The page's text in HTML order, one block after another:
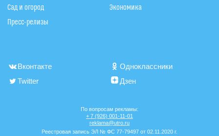
Сад и огород
Пресс-релизы
Экономика
Вконтакте
Одноклассники
Twitter
Дзен
По вопросам рекламы:
+ 7 (926) 001-11-01
reklama@utro.ru
Реестровая запись ЭЛ № ФС 77-79497 от 02.11.2020 г.